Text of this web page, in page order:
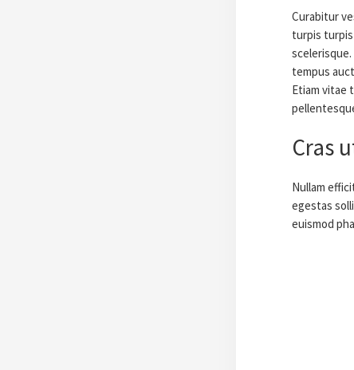
Curabitur
turpis turpis
scelerisque.
tempus
Etiam vitae
Cras
Nullam
egestas
euismod